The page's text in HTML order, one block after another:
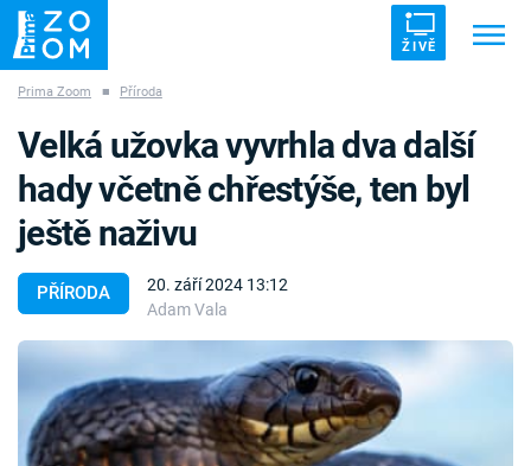
ŽIVĚ
ZÁHADY VETŘELCI DÁVNOVĚKU
Témata
Témata
Pořady
Prima Zoom ■ Příroda
PŘÍRODA
20. září 2024 13:12
Adam Vala
Velká užovka vyvrhla dva další
hady včetně chřestýše, ten byl
ještě naživu